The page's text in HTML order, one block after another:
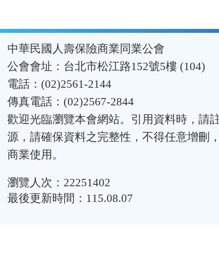
:::中華民國人壽保險商業同業公會
公會會址：台北市松江路152號5樓 (104)
電話：(02)2561-2144
傳真電話：(02)2567-2844
歡迎光臨瀏覽本會網站。引用資料時，請
源，請確保資料之完整性，不得任意增刪
商業使用。
瀏覽人次：22251402
最後更新時間：115.08.07